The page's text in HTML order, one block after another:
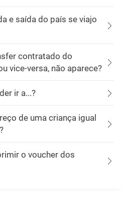
e saída do país se viajo
contratado do
vice-versa, não aparece?
ir a...?
de uma criança igual
o voucher dos